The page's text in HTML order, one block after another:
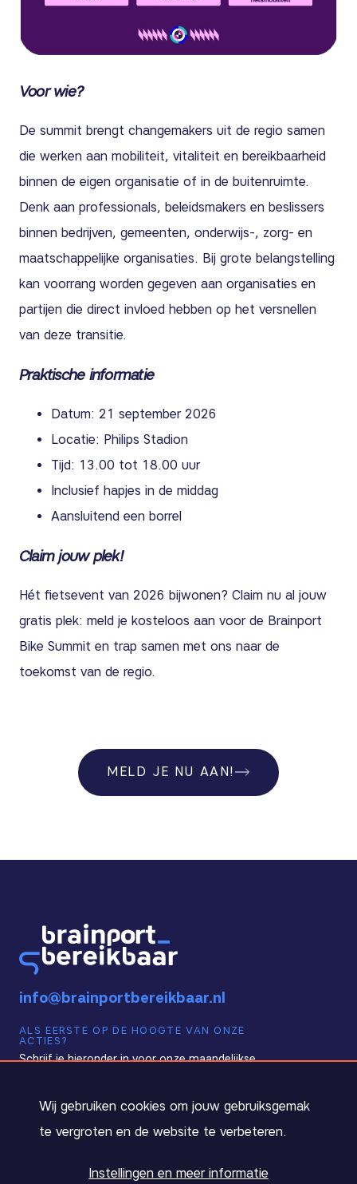
Cookie melding
Wij gebruiken cookies om jouw gebruiksgemak
te vergroten en de website te verbeteren.
Instellingen en meer informatie
Voor wie?
De summit brengt changemakers uit de regio samen
die werken aan mobiliteit, vitaliteit en bereikbaarheid
binnen de eigen organisatie of in de buitenruimte.
Denk aan professionals, beleidsmakers en beslissers
binnen bedrijven, gemeenten, onderwijs-, zorg- en
maatschappelijke organisaties. Bij grote belangstelling
kan voorrang worden gegeven aan organisaties en
partijen die direct invloed hebben op het versnellen
van deze transitie.
Praktische informatie
Datum: 21 september 2026
Locatie: Philips Stadion
Tijd: 13.00 tot 18.00 uur
Inclusief hapjes in de middag
Aansluitend een borrel
Claim jouw plek!
Hét fietsevent van 2026 bijwonen? Claim nu al jouw
gratis plek: meld je kosteloos aan voor de Brainport
Bike Summit en trap samen met ons naar de
toekomst van de regio.
MELD JE NU AAN!
info@brainportbereikbaar.nl
ALS EERSTE OP DE HOOGTE VAN ONZE
ACTIES?
Schrijf je hieronder in voor onze maandelijkse